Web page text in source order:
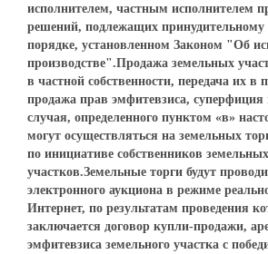
исполнителем, частным исполнителем
решений, подлежащих принудительному
порядке, установленном Законом "Об
производстве".Продажа земельных
в частной собственности, передача их в
продажа прав эмфитевзиса,
случая, определенного пунктом «в»
могут осуществляться на земельных
по инициативе собственников земельных
участков.Земельные торги будут
электронного аукциона в режиме
Интернет, по результатам проведения
заключается договор купли-продажи,
эмфитевзиса земельного участка с